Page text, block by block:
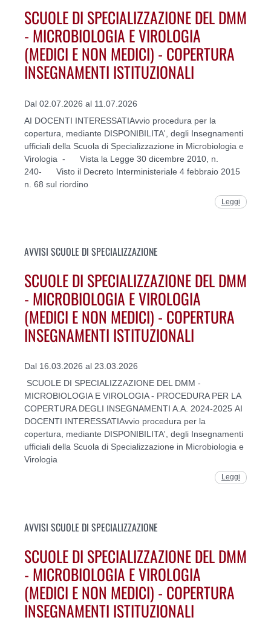
SCUOLE DI SPECIALIZZAZIONE DEL DMM
- MICROBIOLOGIA E VIROLOGIA
(MEDICI E NON MEDICI) - COPERTURA
INSEGNAMENTI ISTITUZIONALI
Dal 02.07.2026 al 11.07.2026
AI DOCENTI INTERESSATIAvvio procedura per la
copertura, mediante DISPONIBILITA', degli Insegnamenti
ufficiali della Scuola di Specializzazione in Microbiologia e
Virologia - Vista la Legge 30 dicembre 2010, n.
240- Visto il Decreto Interministeriale 4 febbraio 2015
n. 68 sul riordino
Leggi
AVVISI SCUOLE DI SPECIALIZZAZIONE
SCUOLE DI SPECIALIZZAZIONE DEL DMM
- MICROBIOLOGIA E VIROLOGIA
(MEDICI E NON MEDICI) - COPERTURA
INSEGNAMENTI ISTITUZIONALI
Dal 16.03.2026 al 23.03.2026
SCUOLE DI SPECIALIZZAZIONE DEL DMM -
MICROBIOLOGIA E VIROLOGIA - PROCEDURA PER LA
COPERTURA DEGLI INSEGNAMENTI A.A. 2024-2025 AI
DOCENTI INTERESSATIAvvio procedura per la
copertura, mediante DISPONIBILITA', degli Insegnamenti
ufficiali della Scuola di Specializzazione in Microbiologia e
Virologia
Leggi
AVVISI SCUOLE DI SPECIALIZZAZIONE
SCUOLE DI SPECIALIZZAZIONE DEL DMM
- MICROBIOLOGIA E VIROLOGIA
(MEDICI E NON MEDICI) - COPERTURA
INSEGNAMENTI ISTITUZIONALI